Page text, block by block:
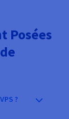
Posées
?